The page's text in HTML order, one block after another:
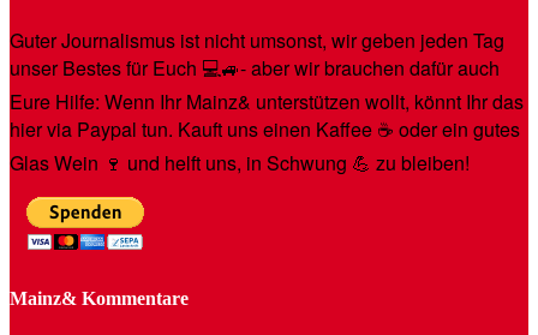
Guter Journalismus ist nicht umsonst, wir geben jeden Tag
unser Bestes für Euch 💻🚙- aber wir brauchen dafür auch
Eure Hilfe: Wenn Ihr Mainz& unterstützen wollt, könnt Ihr das
hier via Paypal tun. Kauft uns einen Kaffee ☕️ oder ein gutes
Glas Wein 🍷 und helft uns, in Schwung 💪 zu bleiben!
Mainz& Kommentare